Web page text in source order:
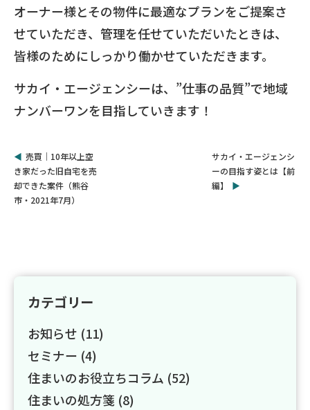
オーナー様とその物件に最適なプランをご提案さ
せていただき、管理を任せていただいたときは、
皆様のためにしっかり働かせていただきます。
サカイ・エージェンシーは、”仕事の品質”で地域
ナンバーワンを目指していきます！
売買｜10年以上空
き家だった旧自宅を売
却できた案件（熊谷
市・2021年7月）
サカイ・エージェンシ
ーの目指す姿とは【前
編】
カテゴリー
お知らせ (11)
セミナー (4)
住まいのお役立ちコラム (52)
住まいの処方箋 (8)